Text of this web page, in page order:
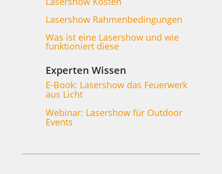
Lasershow Rahmenbedingungen
Was ist eine Lasershow und wie
funktioniert diese
Experten Wissen
E-Book: Lasershow das Feuerwerk
aus Licht
Webinar: Lasershow für Outdoor
Events